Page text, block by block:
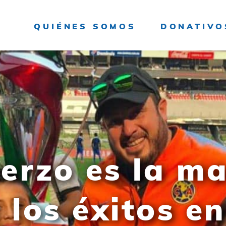
QUIÉNES SOMOS
es la
éxitos